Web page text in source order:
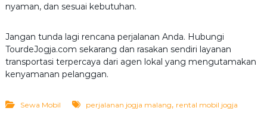
nyaman, dan sesuai kebutuhan.
Jangan tunda lagi rencana perjalanan Anda. Hubungi
TourdeJogja.com sekarang dan rasakan sendiri layanan
transportasi terpercaya dari agen lokal yang mengutamakan
kenyamanan pelanggan.
Sewa Mobil perjalanan jogja malang, rental mobil jogja